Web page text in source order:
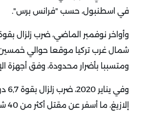
في اسطنبول، حسب "فرانس برس".
شمال غرب تركيا موقعا حوالي خمسين
ومتسببا بأضرار محدودة، وفق أجهزة
وفي
إلازيغ، ما أسفر عن مقتل أكثر من 40 شخصا.